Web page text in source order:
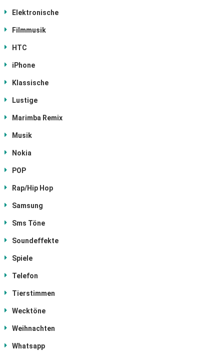
Elektronische
Filmmusik
HTC
iPhone
Klassische
Lustige
Marimba Remix
Musik
Nokia
POP
Rap/Hip Hop
Samsung
Sms Töne
Soundeffekte
Spiele
Telefon
Tierstimmen
Wecktöne
Weihnachten
Whatsapp